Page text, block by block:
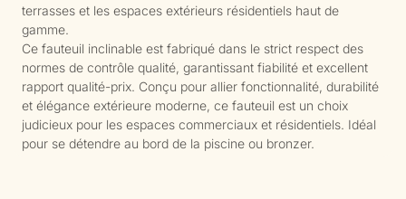
terrasses et les espaces extérieurs résidentiels haut de
gamme.
Ce fauteuil inclinable est fabriqué dans le strict respect des
normes de contrôle qualité, garantissant fiabilité et excellent
rapport qualité-prix. Conçu pour allier fonctionnalité, durabilité
et élégance extérieure moderne, ce fauteuil est un choix
judicieux pour les espaces commerciaux et résidentiels. Idéal
pour se détendre au bord de la piscine ou bronzer.